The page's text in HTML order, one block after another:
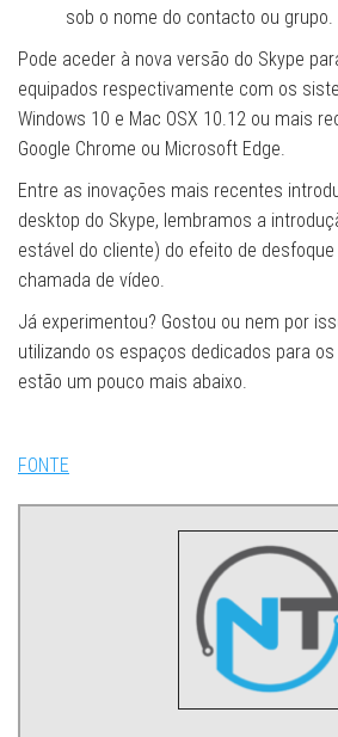
sob o nome do contacto ou grupo.
Pode aceder à nova versão do Skype
equipados respectivamente com os
Windows 10 e Mac OSX 10.12 ou mais
Google Chrome ou Microsoft Edge.
Entre as inovações mais recentes
desktop do Skype, lembramos a
estável do cliente) do efeito de
chamada de vídeo.
Já experimentou? Gostou ou nem por
utilizando os espaços dedicados para
estão um pouco mais abaixo.
FONTE